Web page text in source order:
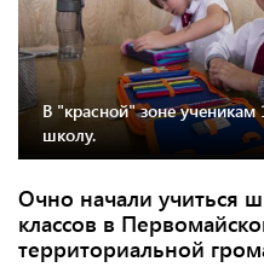
В "красной" зоне
школу.
Очно начали учиться
классов в
территориальной